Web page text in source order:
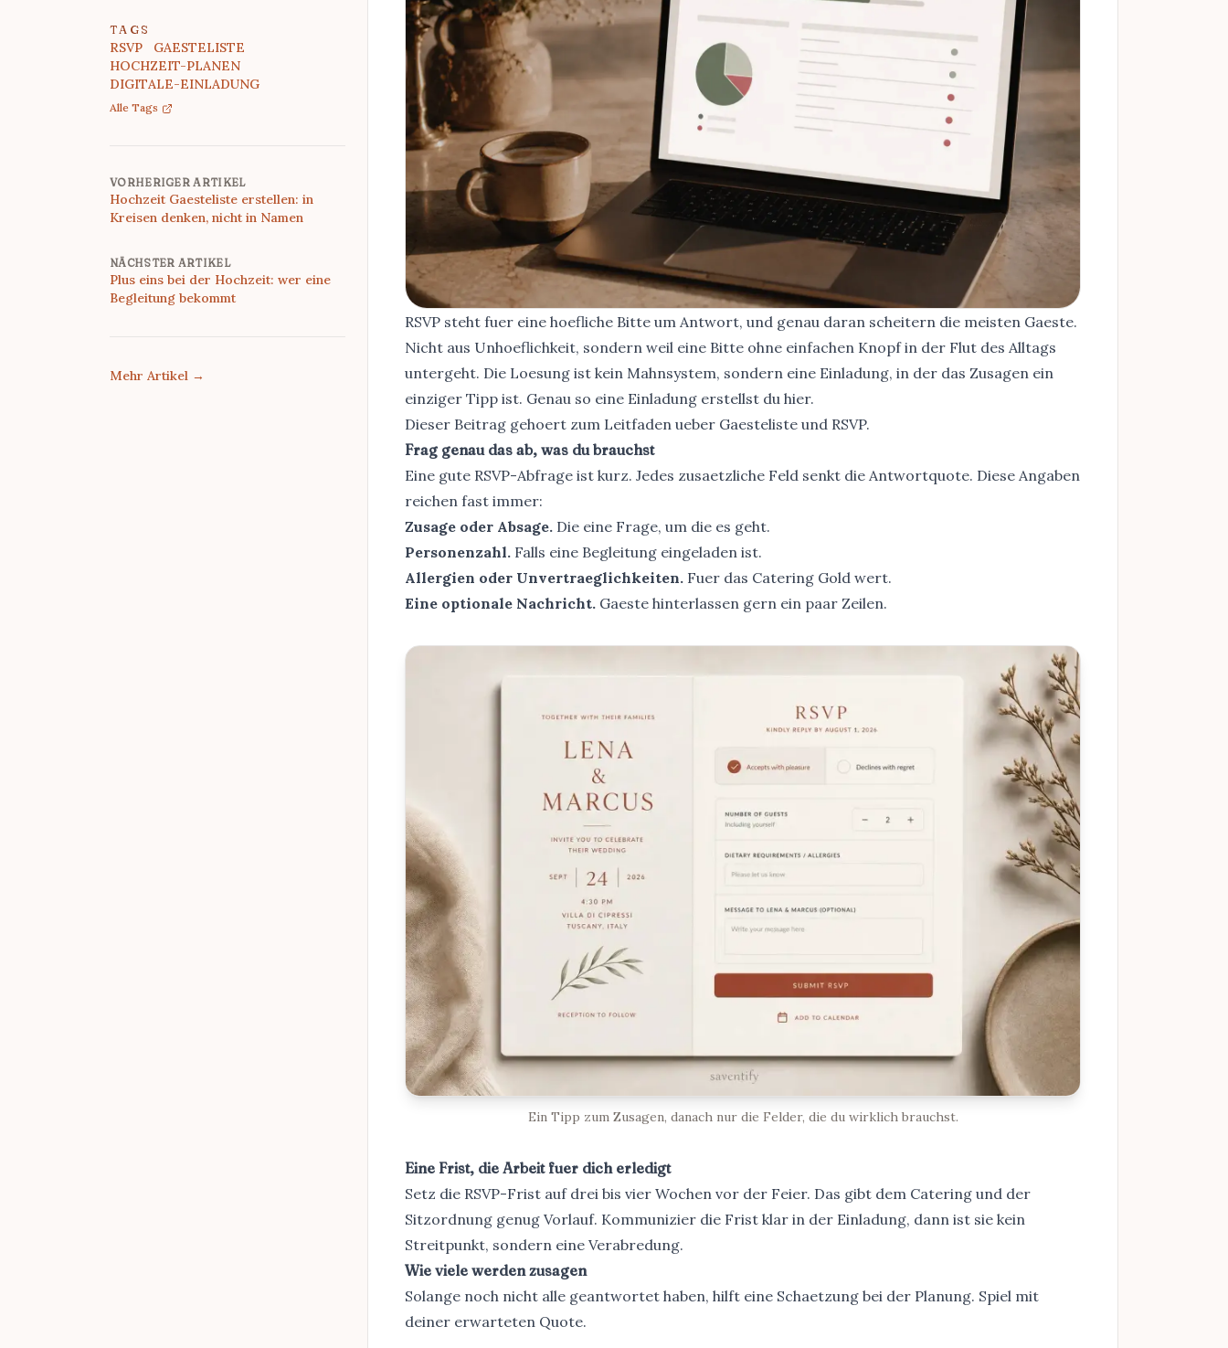
RSVP steht fuer eine hoefliche Bitte um Antwort, und genau daran scheitern die meisten Gaeste.
Nicht aus Unhoeflichkeit, sondern weil eine Bitte ohne einfachen Knopf in der Flut des Alltags
untergeht. Die Loesung ist kein Mahnsystem, sondern eine Einladung, in der das Zusagen ein
einziger Tipp ist. Genau so eine Einladung erstellst du hier.
Dieser Beitrag gehoert zum Leitfaden ueber Gaesteliste und RSVP.
Frag genau das ab, was du brauchst
Eine gute RSVP-Abfrage ist kurz. Jedes zusaetzliche Feld senkt die Antwortquote. Diese Angaben
reichen fast immer:
Zusage oder Absage. Die eine Frage, um die es geht.
Personenzahl. Falls eine Begleitung eingeladen ist.
Allergien oder Unvertraeglichkeiten. Fuer das Catering Gold wert.
Eine optionale Nachricht. Gaeste hinterlassen gern ein paar Zeilen.
Ein Tipp zum Zusagen, danach nur die Felder, die du wirklich brauchst.
Eine Frist, die Arbeit fuer dich erledigt
Setz die RSVP-Frist auf drei bis vier Wochen vor der Feier. Das gibt dem Catering und der
Sitzordnung genug Vorlauf. Kommunizier die Frist klar in der Einladung, dann ist sie kein
Streitpunkt, sondern eine Verabredung.
Wie viele werden zusagen
Solange noch nicht alle geantwortet haben, hilft eine Schaetzung bei der Planung. Spiel mit
deiner erwarteten Quote.
TAGS
RSVP
GAESTELISTE
HOCHZEIT-PLANEN
DIGITALE-EINLADUNG
Alle Tags
VORHERIGER ARTIKEL
Hochzeit Gaesteliste erstellen: in
Kreisen denken, nicht in Namen
NÄCHSTER ARTIKEL
Plus eins bei der Hochzeit: wer eine
Begleitung bekommt
Mehr Artikel →